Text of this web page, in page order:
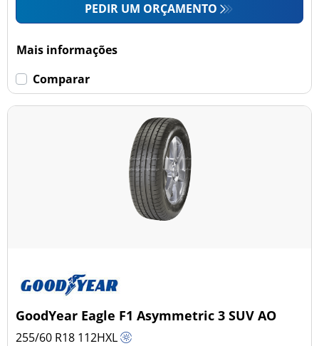
PEDIR UM ORÇAMENTO
Mais informações
Comparar
GoodYear Eagle F1 Asymmetric 3 SUV AO
255/60 R18 112HXL